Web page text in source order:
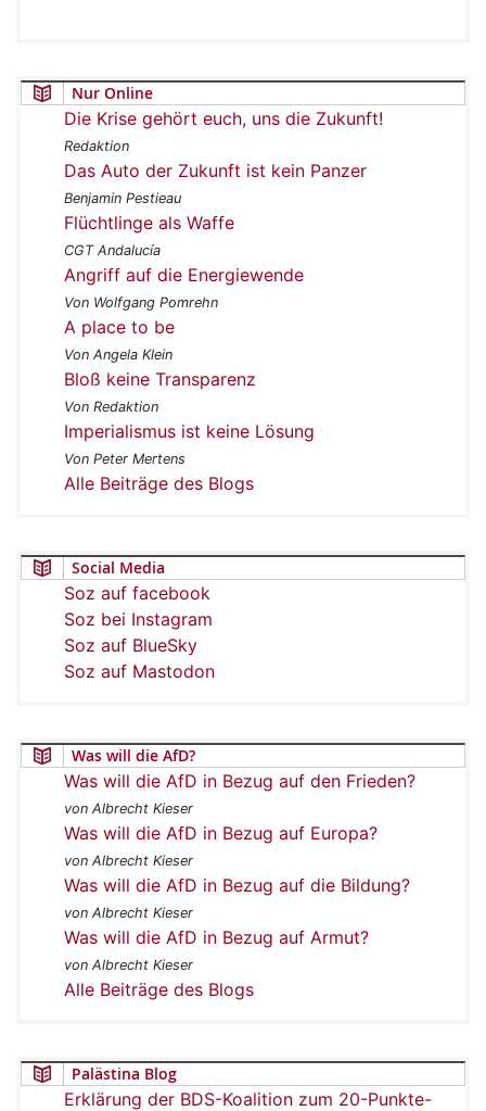
Nur Online
Die Krise gehört euch, uns die Zukunft!
Redaktion
Das Auto der Zukunft ist kein Panzer
Benjamin Pestieau
Flüchtlinge als Waffe
CGT Andalucía
Angriff auf die Energiewende
Von Wolfgang Pomrehn
A place to be
Von Angela Klein
Bloß keine Transparenz
Von Redaktion
Imperialismus ist keine Lösung
Von Peter Mertens
Alle Beiträge des Blogs
Social Media
Soz auf facebook
Soz bei Instagram
Soz auf BlueSky
Soz auf Mastodon
Was will die AfD?
Was will die AfD in Bezug auf den Frieden?
von Albrecht Kieser
Was will die AfD in Bezug auf Europa?
von Albrecht Kieser
Was will die AfD in Bezug auf die Bildung?
von Albrecht Kieser
Was will die AfD in Bezug auf Armut?
von Albrecht Kieser
Alle Beiträge des Blogs
Palästina Blog
Erklärung der BDS-Koalition zum 20-Punkte-